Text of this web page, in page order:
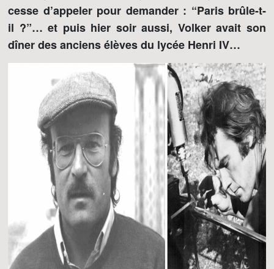
cesse d’appeler pour demander : “Paris brûle-t-
il ?”… et puis hier soir aussi, Volker avait son
dîner des anciens élèves du lycée Henri IV…